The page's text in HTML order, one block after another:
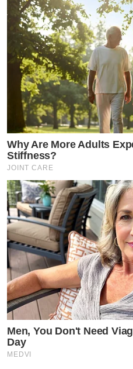
Why Are More Adults
Stiffness?
JOINT CARE
Men, You Don't Need
Day
MEDVI